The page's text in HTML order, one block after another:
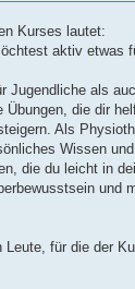
Kurses lautet:
aktiv etwas
Jugendliche als
die dir
Als
Wissen
die du leicht in
und
für die der